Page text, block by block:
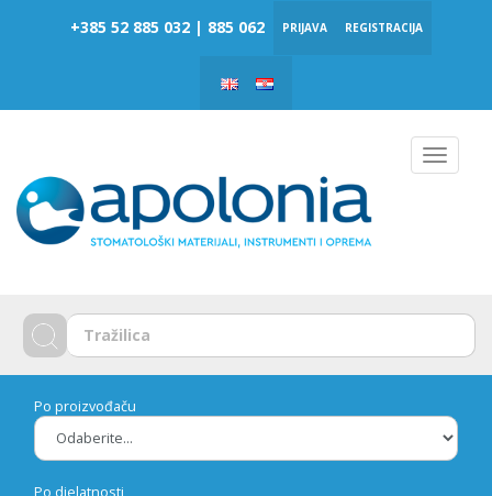
‎‎+385 52 885 032 | 885 062 PRIJAVA REGISTRACIJA
Toggle
Po proizvođaču
Po djelatnosti